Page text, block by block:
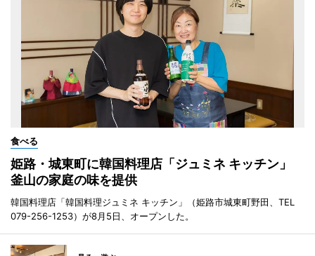
食べる
姫路・城東町に韓国料理店「ジュミネ キッチン」
釜山の家庭の味を提供
韓国料理店「韓国料理ジュミネ キッチン」（姫路市城東町野田、TEL
079-256-1253）が8月5日、オープンした。